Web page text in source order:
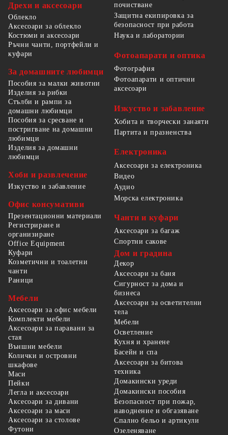
Дрехи и аксесоари
Облекло
Аксесоари за облекло
Костюми и аксесоари
Ръчни чанти, портфейли и
куфари
За домашните любимци
Пособия за малки животни
Изделия за рибки
Стълби и рампи за
домашни любимци
Пособия за сресване и
постригване на домашни
любимци
Изделия за домашни
любимци
Хоби и развлечение
Изкуство и забавление
Офис консумативи
Презентационни материали
Регистриране и
организиране
Office Equipment
почистване
Защитна екипировка за
безопасност при работа
Наука и лаборатории
Фотоапарати и оптика
Фотография
Фотоапарати и оптични
аксесоари
Изкуство и забавление
Хобита и творчески занаяти
Партита и празненства
Електроника
Аксесоари за електроника
Видео
Аудио
Морска електроника
Чанти и куфари
Аксесоари за багаж
Спортни сакове
Куфари
Козметични и тоалетни
чанти
Раници
Мебели
Аксесоари за офис мебели
Комплекти мебели
Аксесоари за паравани за
стая
Външни мебели
Колички и островни
шкафове
Маси
Пейки
Легла и аксесоари
Аксесоари за дивани
Аксесоари за маси
Аксесоари за столове
Футони
Дом и градина
Декор
Аксесоари за баня
Сигурност за дома и
бизнеса
Аксесоари за осветителни
тела
Мебели
Осветление
Кухня и хранене
Басейн и спа
Аксесоари за битова
техника
Домакински уреди
Домакински пособия
Безопасност при пожар,
наводнение и обгазяване
Спално бельо и артикули
Озеленяване